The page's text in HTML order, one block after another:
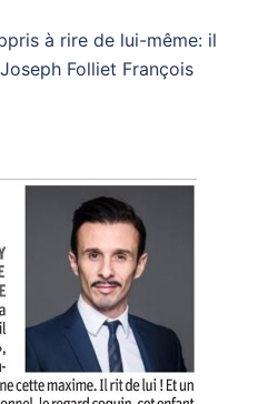
à rire de lui-même: il
Joseph Folliet François